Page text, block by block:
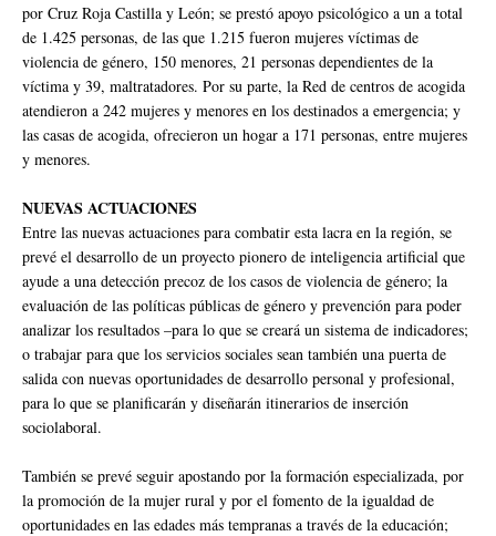
por Cruz Roja Castilla y León; se prestó apoyo psicológico a un a total
de 1.425 personas, de las que 1.215 fueron mujeres víctimas de
violencia de género, 150 menores, 21 personas dependientes de la
víctima y 39, maltratadores. Por su parte, la Red de centros de acogida
atendieron a 242 mujeres y menores en los destinados a emergencia; y
las casas de acogida, ofrecieron un hogar a 171 personas, entre mujeres
y menores.
NUEVAS ACTUACIONES
Entre las nuevas actuaciones para combatir esta lacra en la región, se
prevé el desarrollo de un proyecto pionero de inteligencia artificial que
ayude a una detección precoz de los casos de violencia de género; la
evaluación de las políticas públicas de género y prevención para poder
analizar los resultados –para lo que se creará un sistema de indicadores;
o trabajar para que los servicios sociales sean también una puerta de
salida con nuevas oportunidades de desarrollo personal y profesional,
para lo que se planificarán y diseñarán itinerarios de inserción
sociolaboral.
También se prevé seguir apostando por la formación especializada, por
la promoción de la mujer rural y por el fomento de la igualdad de
oportunidades en las edades más tempranas a través de la educación;